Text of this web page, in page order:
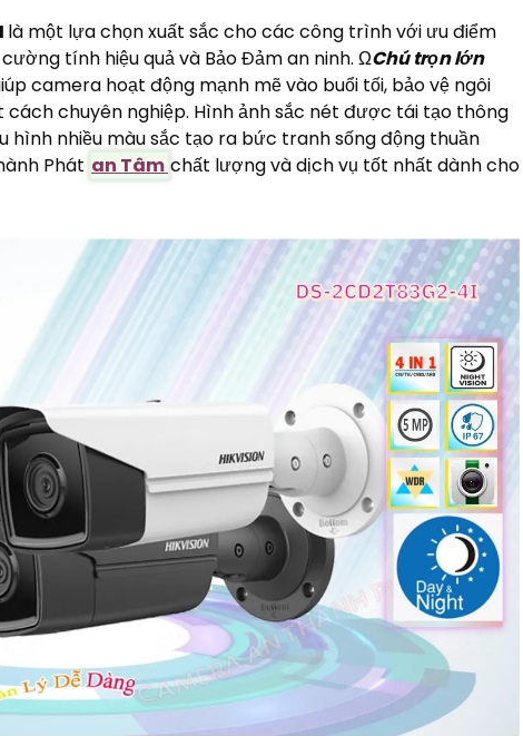
là một lựa chọn xuất sắc cho các công trình với ưu điểm
tính hiệu quả và Bảo Đảm an ninh. ΩChú trọn lớn
camera hoạt động mạnh mẽ vào buổi tối, bảo vệ ngôi
chuyên nghiệp. Hình ảnh sắc nét được tái tạo thông
hình nhiều màu sắc tạo ra bức tranh sống động thuần
Phát an Tâm chất lượng và dịch vụ tốt nhất dành cho